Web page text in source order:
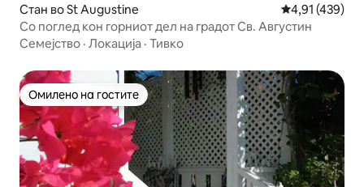
Стан во St Augustine Просечна
4,91 (439)
Со поглед кон горниот дел на градот Св. Августин
Семејство · Локација · Тивко
Омилено на гостите
Омилено на гостите